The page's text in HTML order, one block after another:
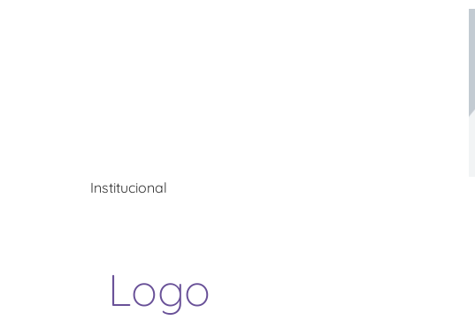
Institucional
Logo